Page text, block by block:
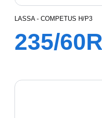
LASSA - COMPETUS H/P3
235/